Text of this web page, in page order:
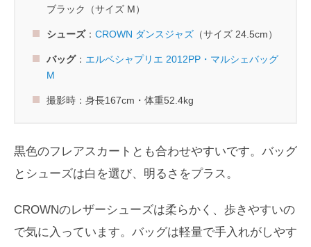
ブラック（サイズ M）
シューズ： CROWN ダンスジャズ （サイズ 24.5cm）
バッグ： エルベシャプリエ 2012PP・マルシェバッグ
M
撮影時：身長167cm・体重52.4kg
黒色のフレアスカートとも合わせやすいです。バッグ
とシューズは白を選び、明るさをプラス。
CROWNのレザーシューズは柔らかく、歩きやすいの
で気に入っています。バッグは軽量で手入れがしやす